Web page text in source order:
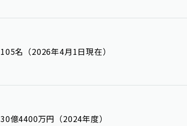
105名（2026年4月1日現在）
30億4400万円（2024年度）